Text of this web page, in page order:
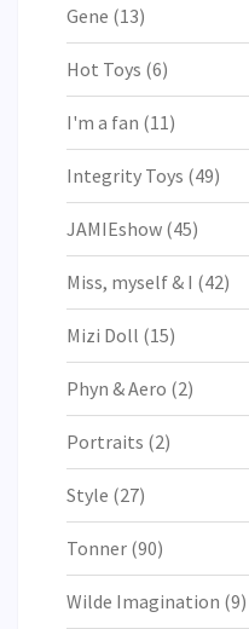
Gene (13)
Hot Toys (6)
I'm a fan (11)
Integrity Toys (49)
JAMIEshow (45)
Miss, myself & I (42)
Mizi Doll (15)
Phyn & Aero (2)
Portraits (2)
Style (27)
Tonner (90)
Wilde Imagination (9)